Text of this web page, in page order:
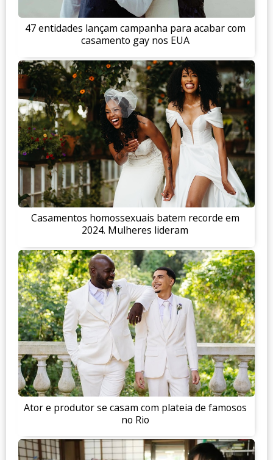
47 entidades lançam campanha para acabar com
casamento gay nos EUA
Casamentos homossexuais batem recorde em
2024. Mulheres lideram
Ator e produtor se casam com plateia de famosos
no Rio